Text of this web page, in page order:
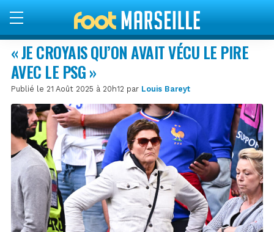
« JE CROYAIS QU’ON AVAIT VÉCU LE PIRE
AVEC LE PSG »
Publié le 21 Août 2025 à 20h12 par Louis Bareyt